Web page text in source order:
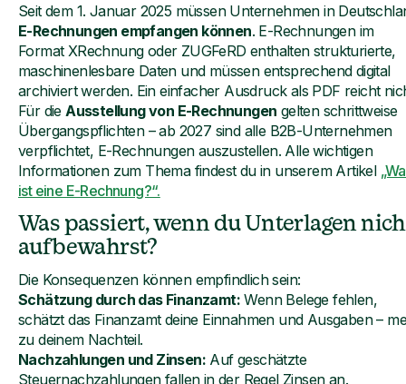
Seit dem 1. Januar 2025 müssen Unternehmen in
E-Rechnungen empfangen können. E-Rechnungen im
Format XRechnung oder ZUGFeRD enthalten strukturierte,
maschinenlesbare Daten und müssen entsprechend digital
archiviert werden. Ein einfacher Ausdruck als PDF reicht
Für die Ausstellung von E-Rechnungen gelten schrittweise
Übergangspflichten – ab 2027 sind alle B2B-Unternehmen
verpflichtet, E-Rechnungen auszustellen. Alle wichtigen
Informationen zum Thema findest du in unserem Artikel
ist eine E-Rechnung?“.
Was passiert, wenn du Unterlagen
aufbewahrst?
Die Konsequenzen können empfindlich sein:
Schätzung durch das Finanzamt: Wenn Belege fehlen,
schätzt das Finanzamt deine Einnahmen und Ausgaben –
zu deinem Nachteil.
Nachzahlungen und Zinsen: Auf geschätzte
Steuernachzahlungen fallen in der Regel Zinsen an.